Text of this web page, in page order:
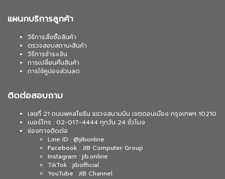
แผนกบริการลูกค้า
วิธีการสั่งซื้อสินค้า
ตรวจสอบสถานะสินค้า
วิธีการชำระเงิน
การเปลี่ยนคืนสินค้า
การใช้คูปองส่วนลด
ติดต่อสอบถาม
เลขที่ 21 ถนนพหลโยธิน แขวงสนามบิน เขตดอนเมือง กรุงเทพฯ 10210
เบอร์โทร : 02-017-4444 ทุกวัน 24 ชั่วโมง
ช่องทางติดต่อ
Line ID : @jibonline
Facebook : JIB Computer Group
Instagram : jib.online
TikTok : jibofficial
YouTube : JIB Channel